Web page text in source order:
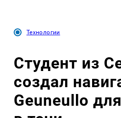
Технологии
Студент из
создал
Geuneullo